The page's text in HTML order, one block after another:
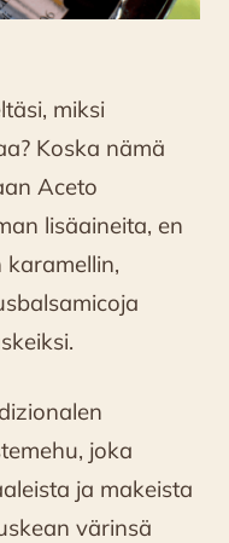
miksi
Koska nämä
Aceto
lisäaineita, en
karamellin,
joka
ja makeista
värinsä